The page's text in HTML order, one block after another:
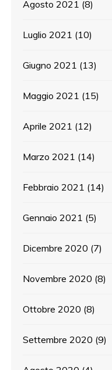
Agosto 2021 (8)
Luglio 2021 (10)
Giugno 2021 (13)
Maggio 2021 (15)
Aprile 2021 (12)
Marzo 2021 (14)
Febbraio 2021 (14)
Gennaio 2021 (5)
Dicembre 2020 (7)
Novembre 2020 (8)
Ottobre 2020 (8)
Settembre 2020 (9)